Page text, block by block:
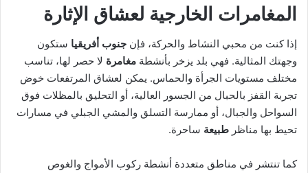
المغامرات الخارجية لعشاق الإثارة
إذا كنت من محبي النشاط والحركة، فإن جنوب أفريقيا ستكون
وجهتك المثالية. فهي بلد يزخر بأنشطة مغامرة لا حصر لها، تناسب
مختلف مستويات الجرأة والحماس. يمكن لعشاق المرتفعات خوض
تجربة القفز بالحبال من الجسور العالية، أو التحليق بالمظلات فوق
السواحل والجبال، أو ممارسة التسلق والمشي الجبلي في مسارات
تحيط بها مناظر طبيعة ساحرة.
كما تنتشر في مناطق متعددة أنشطة ركوب الأمواج والغوص